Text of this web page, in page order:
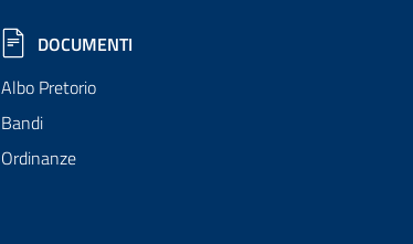
DOCUMENTI
Albo Pretorio
Bandi
Ordinanze